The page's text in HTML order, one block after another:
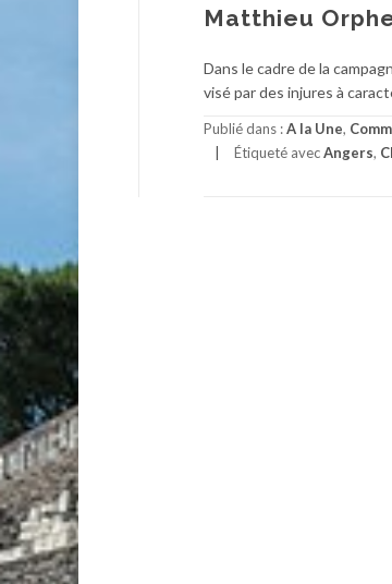
Matthieu
Dans le cadre de la
visé par des injures à
Publié dans :A la Une,
Étiqueté avecAngers,